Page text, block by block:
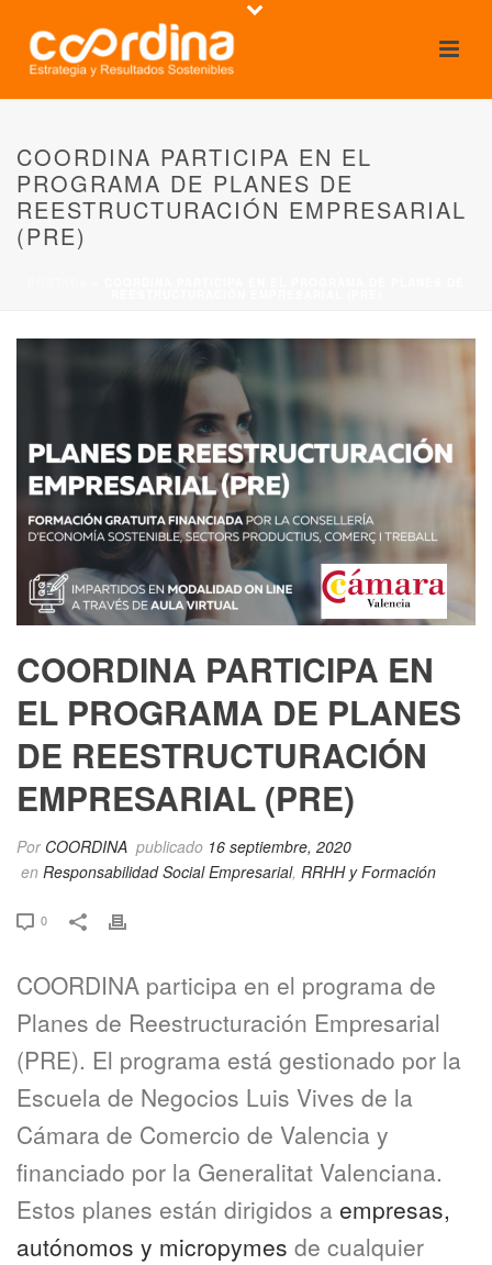
COORDINA PARTICIPA EN EL
PROGRAMA DE PLANES DE
REESTRUCTURACIÓN EMPRESARIAL
(PRE)
COORDINA PARTICIPA EN
EL PROGRAMA DE PLANES
DE REESTRUCTURACIÓN
EMPRESARIAL (PRE)
Por COORDINA publicado 16 septiembre, 2020
en Responsabilidad Social Empresarial, RRHH y Formación
0
COORDINA participa en el programa de
Planes de Reestructuración Empresarial
(PRE). El programa está gestionado por la
Escuela de Negocios Luis Vives de la
Cámara de Comercio de Valencia y
financiado por la Generalitat Valenciana.
Estos planes están dirigidos a empresas,
autónomos y micropymes de cualquier